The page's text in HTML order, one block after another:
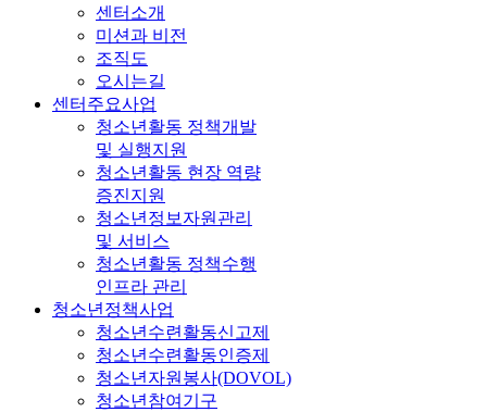
센터소개
미션과 비전
조직도
오시는길
센터주요사업
청소년활동 정책개발
및 실행지원
청소년활동 현장 역량
증진지원
청소년정보자원관리
및 서비스
청소년활동 정책수행
인프라 관리
청소년정책사업
청소년수련활동신고제
청소년수련활동인증제
청소년자원봉사(DOVOL)
청소년참여기구